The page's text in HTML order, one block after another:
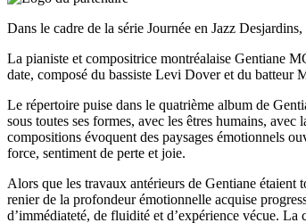
Dans le cadre de la série Journée en Jazz
La pianiste et compositrice montréalaise Gentiane
date, composé du bassiste Levi Dover et du batteur
Le répertoire puise dans le quatrième album de
sous toutes ses formes, avec les êtres humains,
compositions évoquent des paysages émotionnels
force, sentiment de perte et joie.
Alors que les travaux antérieurs de Gentiane étaient
renier de la profondeur émotionnelle acquise
d’immédiateté, de fluidité et d’expérience vécue.